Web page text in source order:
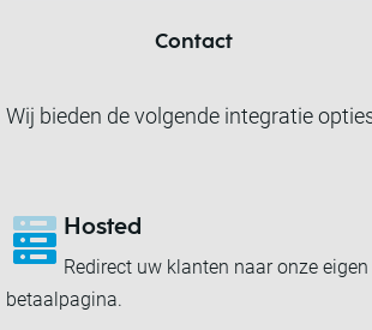
Contact
Wij bieden de volgende integratie
Hosted
Redirect uw klanten naar onze
betaalpagina.